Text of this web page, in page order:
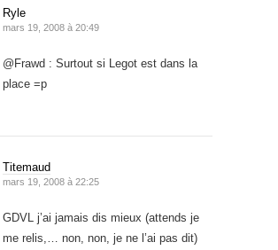
Ryle
mars 19, 2008 à 20:49
@Frawd : Surtout si Legot est dans la
place =p
Titemaud
mars 19, 2008 à 22:25
GDVL j’ai jamais dis mieux (attends je
me relis,… non, non, je ne l’ai pas dit)